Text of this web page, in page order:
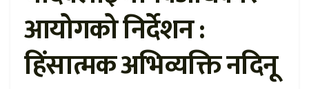
आयोगको निर्देशन :
हिंसात्मक अभिव्यक्ति नदिनू